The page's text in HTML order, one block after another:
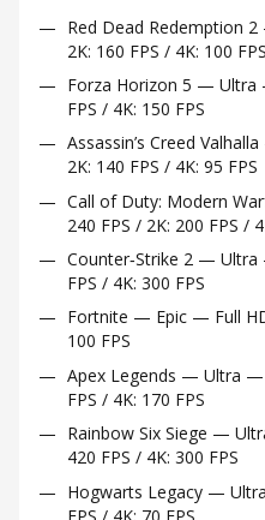
Red Dead Redemption
2K: 160 FPS / 4K: 100 FPS
Forza Horizon 5 — Ultra
FPS / 4K: 150 FPS
Assassin’s Creed
2K: 140 FPS / 4K: 95 FPS
Call of Duty: Modern
240 FPS / 2K: 200 FPS /
Counter‑Strike 2 — Ultra
FPS / 4K: 300 FPS
Fortnite — Epic — Full
100 FPS
Apex Legends — Ultra —
FPS / 4K: 170 FPS
Rainbow Six Siege —
420 FPS / 4K: 300 FPS
Hogwarts Legacy —
FPS / 4K: 70 FPS